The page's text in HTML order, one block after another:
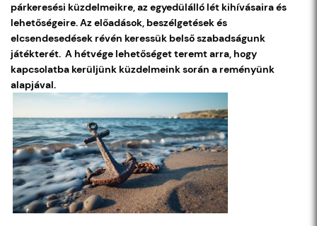
párkeresési küzdelmeikre, az egyedülálló lét kihívásaira és
lehetőségeire. Az előadások, beszélgetések és
elcsendesedések révén keressük belső szabadságunk
játékterét. A hétvége lehetőséget teremt arra, hogy
kapcsolatba kerüljünk küzdelmeink során a reményünk
alapjával.